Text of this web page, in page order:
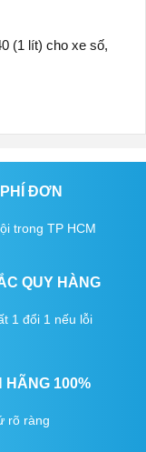
(1 lít) cho xe số,
ĐƠN
trong TP HCM
QUY HÀNG
1 đổi 1 nếu lỗi
HÃNG 100%
rõ ràng